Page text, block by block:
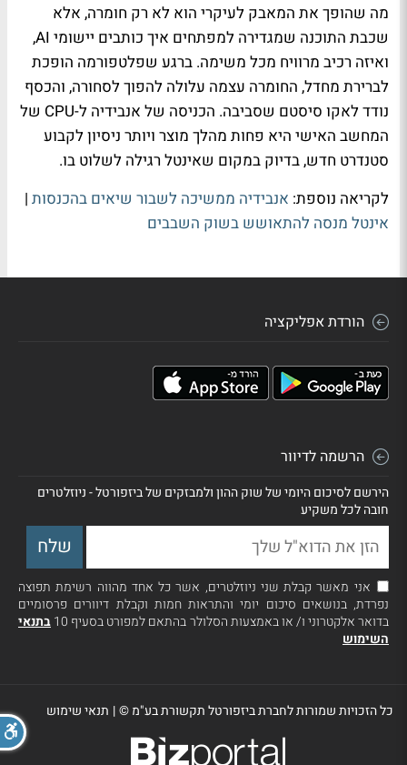
מה שהופך את המאבק לעיקרי הוא לא רק חומרה, אלא
שכבת התוכנה שמגדירה למפתחים איך כותבים יישומי AI,
ואיזה רכיב מרוויח מכל משימה. ברגע שפלטפורמה הופכת
לברירת מחדל, החומרה עצמה עלולה להפוך לסחורה, והכסף
נודד לאקו סיסטם שסביבה. הכניסה של אנבידיה ל-CPU של
המחשב האישי היא פחות מהלך מוצר ויותר ניסיון לקבוע
סטנדרט חדש, בדיוק במקום שאינטל רגילה לשלוט בו.
לקריאה נוספת: אנבידיה ממשיכה לשבור שיאים בהכנסות |
אינטל מנסה להתאושש בשוק השבבים
הורדת אפליקציה
הרשמה לדיוור
הירשם לסיכום היומי של שוק ההון ולמבזקים של ביזפורטל - ניוזלטרים
חובה לכל משקיע
אני מאשר קבלת שני ניוזלטרים, אשר כל אחד מהווה רשימת תפוצה
נפרדת, בנושאים סיכום יומי והתראות חמות וקבלת דיוורים פרסומיים
בדואר אלקטרוני ו/ או באמצעות הסלולר בהתאם למפורט בסעיף 10
בתנאי
השימוש
כל הזכויות שמורות לחברת ביזפורטל תקשורת בע"מ ©| תנאי שימוש